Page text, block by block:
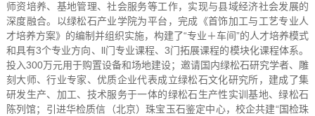
师资培养、基地管理、社会服务等工作，实现与县域经济社会发展的
深度融合。以绿松石产业学院为平台，完成《首饰加工与工艺专业人
才培养方案》的编制并组织实施，构建了“专业＋车间”的人才培养模式
和具有3个专业方向、ll门专业课程、3门拓展课程的模块化课程体系。
投入300万元用于购置设备和场地建设；邀请国内绿松石研究学者、雕
刻大师、行业专家、优质企业代表成立绿松石文化研究所，建成了集
研发生产、加工、技术服务于一体的绿松石生产性实训基地、绿松石
陈列馆；引进华检质信（北京）珠宝玉石鉴定中心，校企共建“国检珠